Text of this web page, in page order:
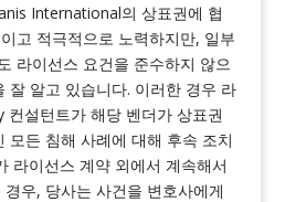
International의 상표권에 협
고 적극적으로 노력하지만, 일부
라이선스 요건을 준수하지 않으
잘 알고 있습니다. 이러한 경우 라
설턴트가 해당 벤더가 상표권
모든 침해 사례에 대해 후속 조치
라이선스 계약 외에서 계속해서
우, 당사는 사건을 변호사에게